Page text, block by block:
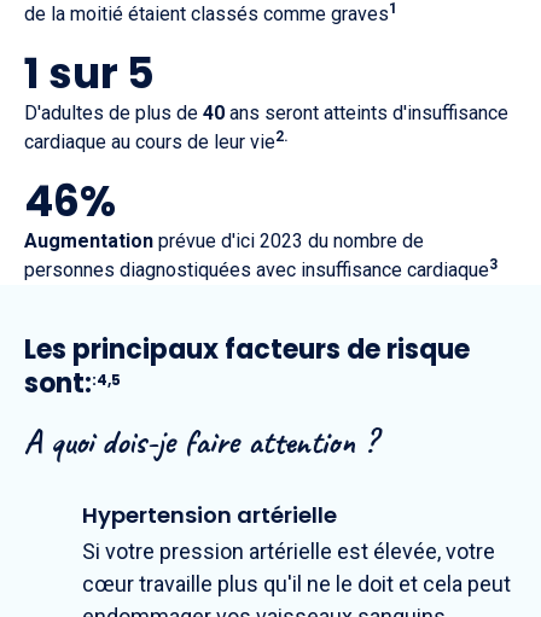
de la moitié étaient classés comme graves1
1 sur 5
D'adultes de plus de 40 ans seront atteints d'insuffisance
cardiaque au cours de leur vie2.
46%
Augmentation prévue d'ici 2023 du nombre de
personnes diagnostiquées avec insuffisance cardiaque3
Les principaux facteurs de risque
sont::4,5
A quoi dois-je faire attention ?
Hypertension artérielle
Si votre pression artérielle est élevée, votre
cœur travaille plus qu'il ne le doit et cela peut